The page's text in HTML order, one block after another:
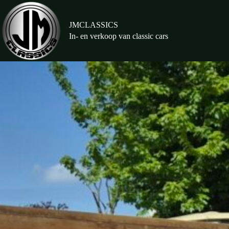
naar
de
inhoud
JMCLASSICS
In- en verkoop van classic cars